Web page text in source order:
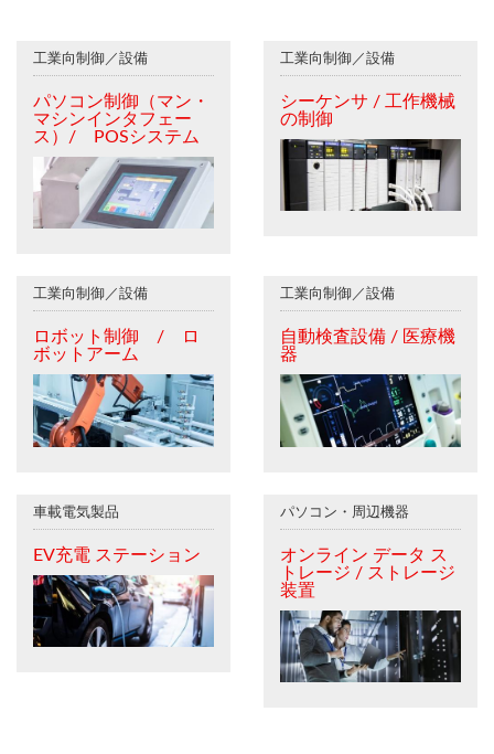
工業向制御／設備
パソコン制御（マン・
マシンインタフェー
ス）/ POSシステム
工業向制御／設備
シーケンサ / 工作機械
の制御
工業向制御／設備
ロボット制御 / ロ
ボットアーム
工業向制御／設備
自動検査設備 / 医療機
器
車載電気製品
EV充電 ステーション
パソコン・周辺機器
オンライン データ ス
トレージ / ストレージ
装置